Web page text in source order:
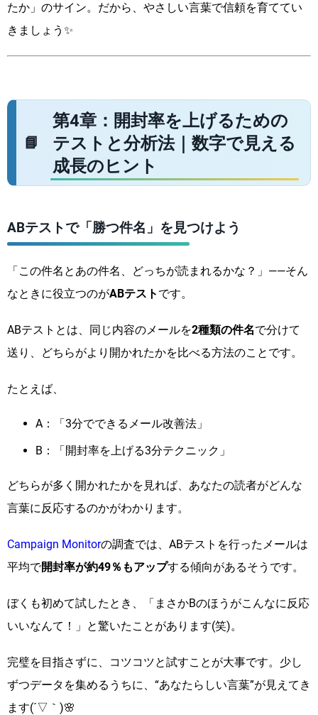
たか」のサイン。だから、やさしい言葉で信頼を育ててい
きましょう✨
第4章：開封率を上げるための
テストと分析法｜数字で見える
成長のヒント
ABテストで「勝つ件名」を見つけよう
「この件名とあの件名、どっちが読まれるかな？」――そん
なときに役立つのがABテスト です。
ABテストとは、同じ内容のメールを2種類の件名で分けて
送り、どちらがより開かれたかを比べる方法のことです。
たとえば、
A：「3分でできるメール改善法」
B：「開封率を上げる3分テクニック」
どちらが多く開かれたかを見れば、あなたの読者がどんな
言葉に反応するのかがわかります。
Campaign Monitorの調査では、ABテストを行ったメールは
平均で開封率が約49％もアップする傾向があるそうです。
ぼくも初めて試したとき、「まさかBのほうがこんなに反応
いいなんて！」と驚いたことがあります(笑)。
完璧を目指さずに、コツコツと試すことが大事です。少し
ずつデータを集めるうちに、“あなたらしい言葉”が見えてき
ます(´▽｀)🌸